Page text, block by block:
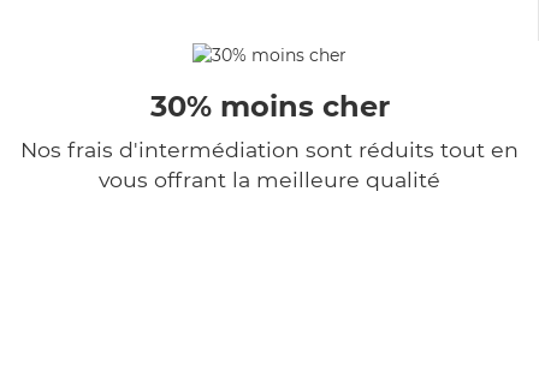
30% moins cher
Nos frais d'intermédiation sont réduits tout en
vous offrant la meilleure qualité